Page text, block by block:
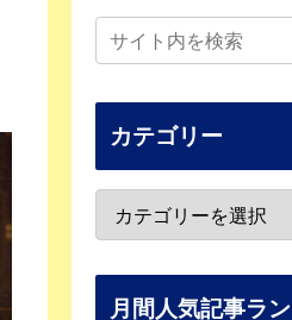
カテゴリー
月間人気記事ラ